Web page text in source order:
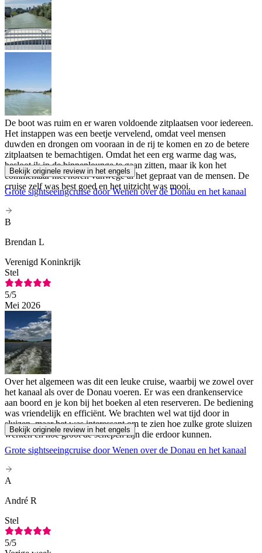
De boot was ruim en er waren voldoende zitplaatsen voor iedereen.
Het instappen was een beetje vervelend, omdat veel mensen
duwden en drongen om vooraan in de rij te komen en zo de betere
zitplaatsen te bemachtigen. Omdat het een erg warme dag was,
besloot ik in de binnenlounge te gaan zitten, maar ik kon het
commentaar niet horen vanwege al het gepraat van de mensen. De
cruise zelf was best goed en het uitzicht was mooi.
Bekijk originele review in het engels
Grote sightseeingcruise door Wenen over de Donau en het kanaal
B
Brendan L
Verenigd Koninkrijk
Stel
5/5
Mei 2026
Over het algemeen was dit een leuke cruise, waarbij we zowel over
het kanaal als over de Donau voeren. Er was een drankenservice
aan boord en je kon bij het boeken al eten reserveren. De bediening
was vriendelijk en efficiënt. We brachten wel wat tijd door in
sluizen, maar het was interessant om te zien hoe zulke grote sluizen
werken en hoe groot de schepen zijn die erdoor kunnen.
Bekijk originele review in het engels
Grote sightseeingcruise door Wenen over de Donau en het kanaal
A
André R
Stel
5/5